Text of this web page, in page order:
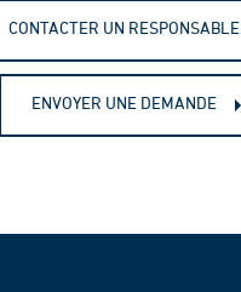
CONTACTER UN RESPONSABLE
ENVOYER UNE DEMANDE